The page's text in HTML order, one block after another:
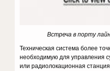
Встреча в порту
Техническая система более
необходимую для управления
или радиолокационная